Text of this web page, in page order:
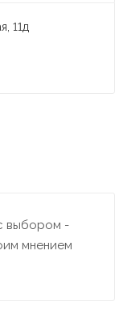
11д
выбором -
мнением